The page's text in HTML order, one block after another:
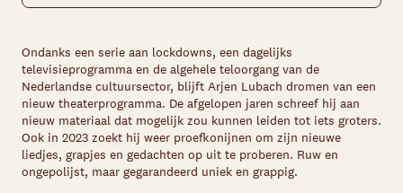
Ondanks een serie aan lockdowns, een dagelijks
televisieprogramma en de algehele teloorgang van de
Nederlandse cultuursector, blijft Arjen Lubach dromen van een
nieuw theaterprogramma. De afgelopen jaren schreef hij aan
nieuw materiaal dat mogelijk zou kunnen leiden tot iets groters.
Ook in 2023 zoekt hij weer proefkonijnen om zijn nieuwe
liedjes, grapjes en gedachten op uit te proberen. Ruw en
ongepolijst, maar gegarandeerd uniek en grappig.